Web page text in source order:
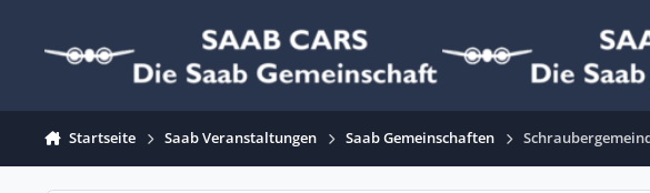
Startseite Saab Veranstaltungen Saab Gemeinschaften